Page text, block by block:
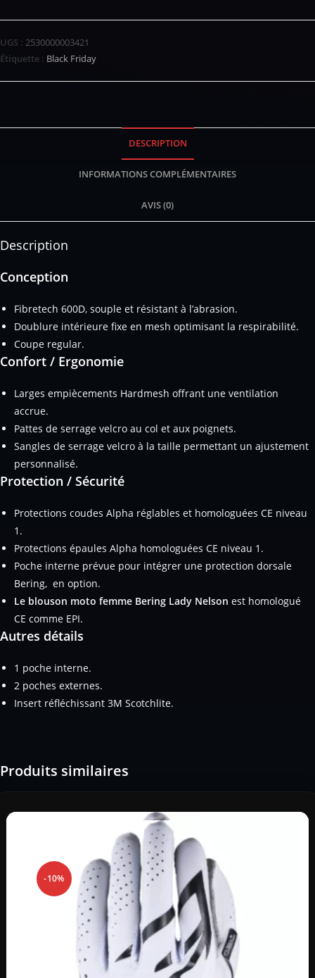
UGS : 2530000003421
Étiquette : Black Friday
DESCRIPTION
INFORMATIONS COMPLÉMENTAIRES
AVIS (0)
Description
Conception
Fibretech 600D, souple et résistant à l’abrasion.
Doublure intérieure fixe en mesh optimisant la respirabilité.
Coupe regular.
Confort / Ergonomie
Larges empiècements Hardmesh offrant une ventilation
accrue.
Pattes de serrage velcro au col et aux poignets.
Sangles de serrage velcro à la taille permettant un ajustement
personnalisé.
Protection / Sécurité
Protections coudes Alpha réglables et homologuées CE niveau
1.
Protections épaules Alpha homologuées CE niveau 1.
Poche interne prévue pour intégrer une protection dorsale
Bering, en option.
Le blouson moto femme Bering Lady Nelson est homologué
CE comme EPI.
Autres détails
1 poche interne.
2 poches externes.
Insert réfléchissant 3M Scotchlite.
Produits similaires
-10%